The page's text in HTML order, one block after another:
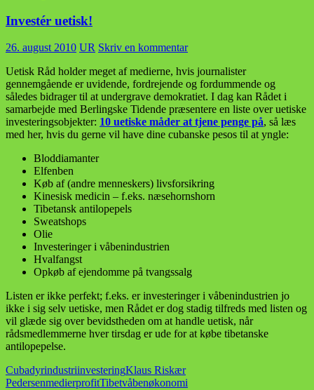
Investér uetisk!
26. august 2010 UR Skriv en kommentar
Uetisk Råd holder meget af medierne, hvis journalister
gennemgående er uvidende, fordrejende og fordummende og
således bidrager til at undergrave demokratiet. I dag kan Rådet i
samarbejde med Berlingske Tidende præsentere en liste over uetiske
investeringsobjekter: 10 uetiske måder at tjene penge på, så læs
med her, hvis du gerne vil have dine cubanske pesos til at yngle:
Bloddiamanter
Elfenben
Køb af (andre menneskers) livsforsikring
Kinesisk medicin – f.eks. næsehornshorn
Tibetansk antilopepels
Sweatshops
Olie
Investeringer i våbenindustrien
Hvalfangst
Opkøb af ejendomme på tvangssalg
Listen er ikke perfekt; f.eks. er investeringer i våbenindustrien jo
ikke i sig selv uetiske, men Rådet er dog stadig tilfreds med listen og
vil glæde sig over bevidstheden om at handle uetisk, når
rådsmedlemmerne hver tirsdag er ude for at købe tibetanske
antilopepelse.
CubadyrindustriinvesteringKlaus Riskær
PedersenmedierprofitTibetvåbenøkonomi